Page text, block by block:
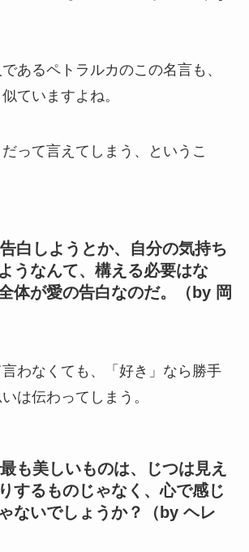
あるペトラルカのこの名言も、
ていますよね。
って言えてしまう、というこ
白しようとか、自分の気持ち
うなんて、構える必要はな
体が愛の告白なのだ。（by 岡
言わなくても、「好き」なら勝手
は伝わってしまう。
も美しいものは、じつは見え
するものじゃなく、心で感じ
ないでしょうか？（by ヘレ